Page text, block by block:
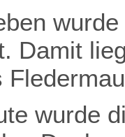
Damit
wurde